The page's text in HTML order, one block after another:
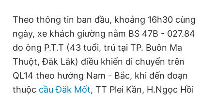
Phó tổng biên tập: Lâm Hiếu Dũng
Phó tổng biên tập: Trần Việt Hưng
Tổng thư ký tòa soạn: Đức Trung
Giấy phép xuất bản số 110/GP - BTTTT cấp ngày 24.3.2020
© 2003-2026 Bản quyền thuộc về Báo Thanh Niên. Cấm sao
chép dưới mọi hình thức nếu không có sự chấp thuận bằng văn
bản. Phát triển bởi ePi Technologies, JSC.
Theo thông tin ban đầu, khoảng 16h30 cùng
ngày, xe khách giường nằm BS 47B - 027.84
do ông P.T.T (43 tuổi, trú tại TP. Buôn Ma
Thuột, Đăk Lăk) điều khiển di chuyển trên
QL14 theo hướng Nam - Bắc, khi đến đoạn
thuộc cầu Đăk Mốt, TT Plei Kần, H.Ngọc Hồi